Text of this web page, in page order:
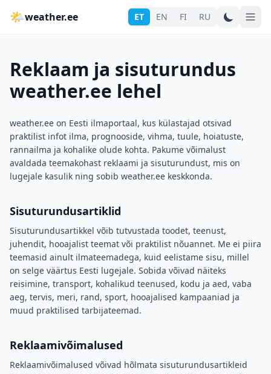
🌤weather.ee ET EN FI RU
Reklaam ja sisuturundus
weather.ee lehel
weather.ee on Eesti ilmaportaal, kus külastajad otsivad
praktilist infot ilma, prognooside, vihma, tuule, hoiatuste,
rannailma ja kohalike olude kohta. Pakume võimalust
avaldada teemakohast reklaami ja sisuturundust, mis on
lugejale kasulik ning sobib weather.ee keskkonda.
Sisuturundusartiklid
Sisuturundusartikkel võib tutvustada toodet, teenust,
juhendit, hooajalist teemat või praktilist nõuannet. Me ei piira
teemasid ainult ilmateemadega, kuid eelistame sisu, millel
on selge väärtus Eesti lugejale. Sobida võivad näiteks
reisimine, transport, kohalikud teenused, kodu ja aed, vaba
aeg, tervis, meri, rand, sport, hooajalised kampaaniad ja
muud praktilised tarbijateemad.
Reklaamivõimalused
Reklaamivõimalused võivad hõlmata sisuturundusartikleid